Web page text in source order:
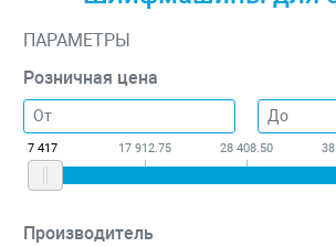
ПАРАМЕТРЫ
Розничная цена
7 417 17 912.75 28 408.50
Производитель